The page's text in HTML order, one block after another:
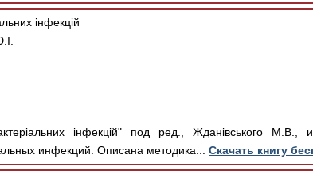
інфекцій
інфекцій" под ред., Жданівського М.В., и
инфекций. Описана методика... Скачать книгу